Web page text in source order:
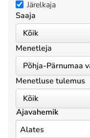
Järelkaja
Saaja
Menetleja
Menetluse tulemus
Ajavahemik
Alates